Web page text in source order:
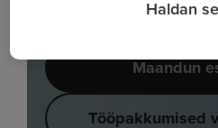
Haldan